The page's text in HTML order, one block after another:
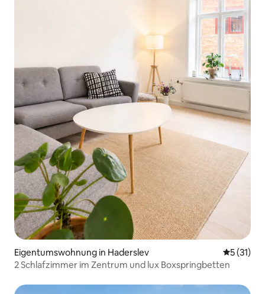
Eigentumswohnung in Haderslev
5 (31)
2 Schlafzimmer im Zentrum und lux Boxspringbetten